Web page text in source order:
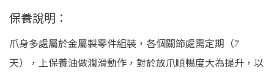
保養說明：
爪身多處屬於金屬製零件組裝，各個關節處需定期（7
天），上保養油做潤滑動作，對於放爪順暢度大為提升，以